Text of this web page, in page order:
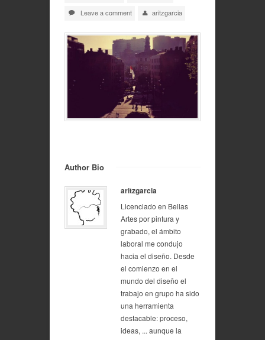
Leave a comment
aritzgarcia
Author Bio
aritzgarcia
Licenciado en Bellas
Artes por pintura y
grabado, el ámbito
laboral me condujo
hacia el diseño. Desde
el comienzo en el
mundo del diseño el
trabajo en grupo ha sido
una herramienta
destacable: proceso,
ideas, ... aunque la